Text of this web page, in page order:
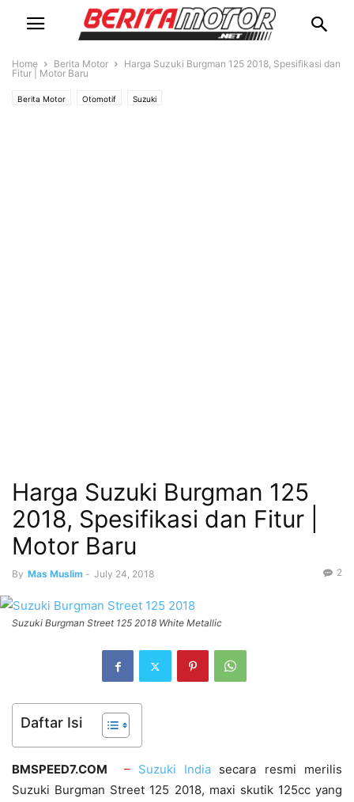
Home Berita Motor
Harga Suzuki Burgman 125 2018, Spesifikasi dan
Fitur | Motor Baru
Berita Motor Otomotif Suzuki
Harga Suzuki Burgman 125
2018, Spesifikasi dan Fitur |
Motor Baru
By Mas Muslim - July 24, 2018 2
Suzuki Burgman Street 125 2018 White Metallic
Daftar Isi
BMSPEED7.COM – Suzuki India secara resmi merilis
Suzuki Burgman Street 125 2018, maxi skutik 125cc yang